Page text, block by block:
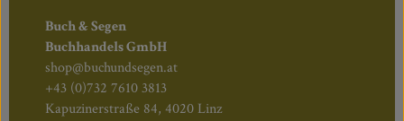
Buch & Segen
Buchhandels GmbH
shop@buchundsegen.at
+43 (0)732 7610 3813
Kapuzinerstraße 84, 4020 Linz